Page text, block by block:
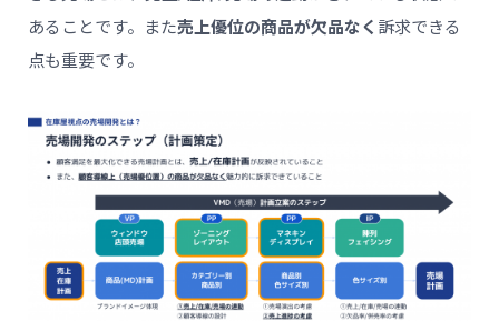
あることです。また売上優位の商品が欠品なく 訴求できる
点も重要です。